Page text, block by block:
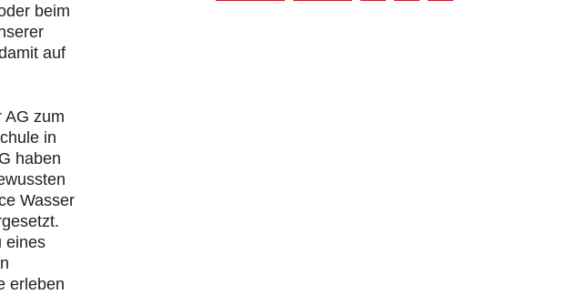
beim
auf
AG zum
in
haben
Wasser
eines
erleben